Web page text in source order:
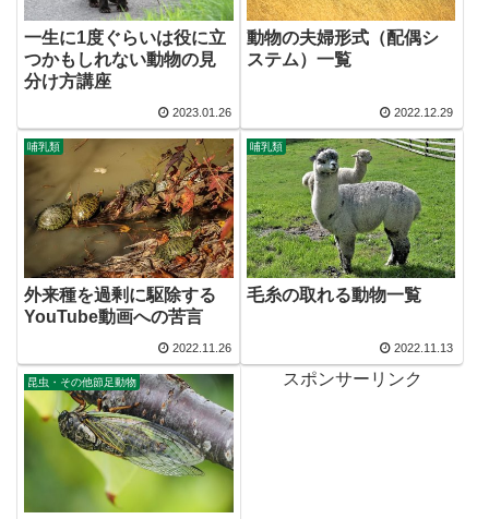
一生に1度ぐらいは役に立
つかもしれない動物の見
分け方講座
2023.01.26
動物の夫婦形式（配偶シ
ステム）一覧
2022.12.29
哺乳類
外来種を過剰に駆除する
YouTube動画への苦言
2022.11.26
哺乳類
毛糸の取れる動物一覧
2022.11.13
昆虫・その他節足動物 スポンサーリンク